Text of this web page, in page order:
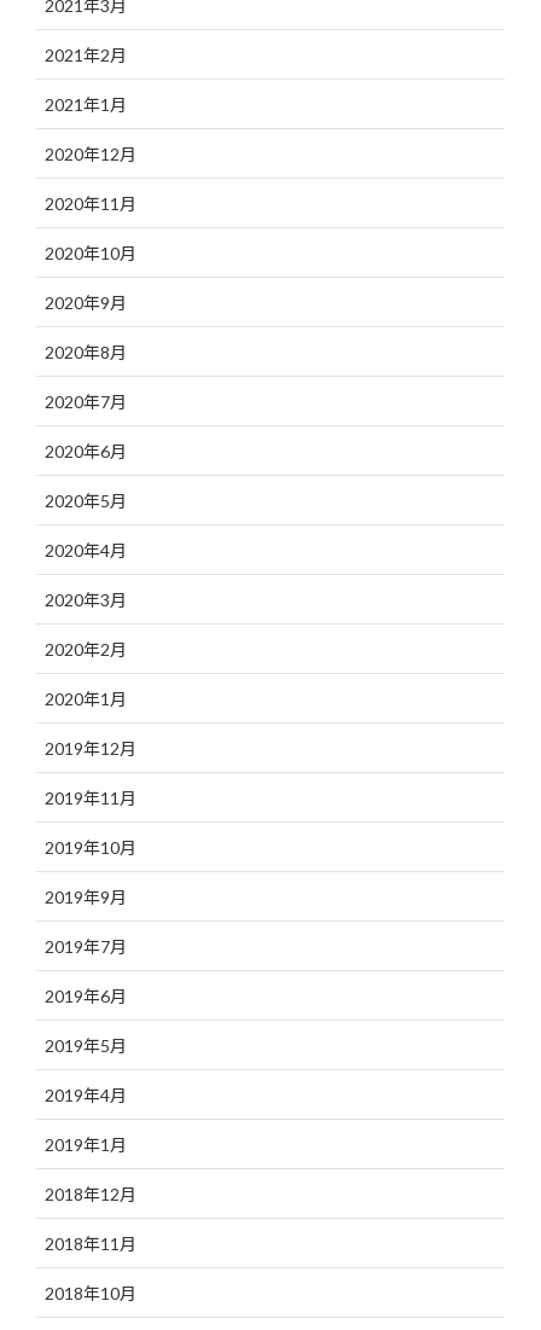
2021年3月
2021年2月
2021年1月
2020年12月
2020年11月
2020年10月
2020年9月
2020年8月
2020年7月
2020年6月
2020年5月
2020年4月
2020年3月
2020年2月
2020年1月
2019年12月
2019年11月
2019年10月
2019年9月
2019年7月
2019年6月
2019年5月
2019年4月
2019年1月
2018年12月
2018年11月
2018年10月